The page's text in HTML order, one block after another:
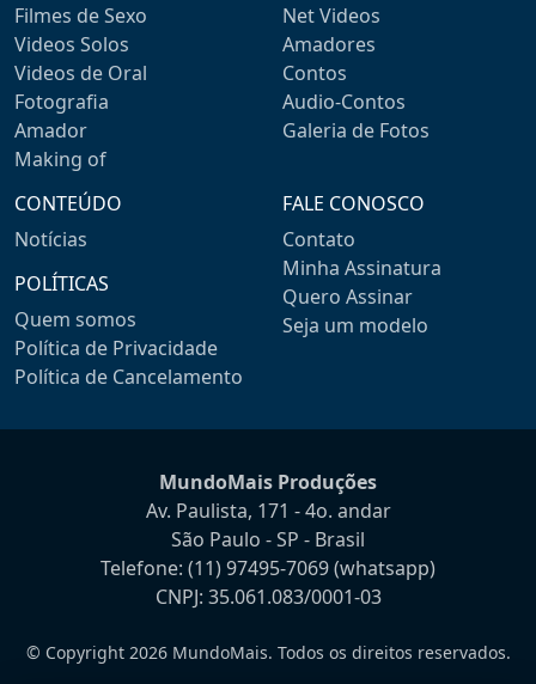
Filmes de Sexo
Videos Solos
Videos de Oral
Fotografia
Amador
Making of
Net Videos
Amadores
Contos
Audio-Contos
Galeria de Fotos
CONTEÚDO
Notícias
POLÍTICAS
Quem somos
Política de Privacidade
Política de Cancelamento
FALE CONOSCO
Contato
Minha Assinatura
Quero Assinar
Seja um modelo
MundoMais Produções
Av. Paulista, 171 - 4o. andar
São Paulo - SP - Brasil
Telefone: (11) 97495-7069(whatsapp)
CNPJ: 35.061.083/0001-03
© Copyright 2026 MundoMais. Todos os direitos reservados.